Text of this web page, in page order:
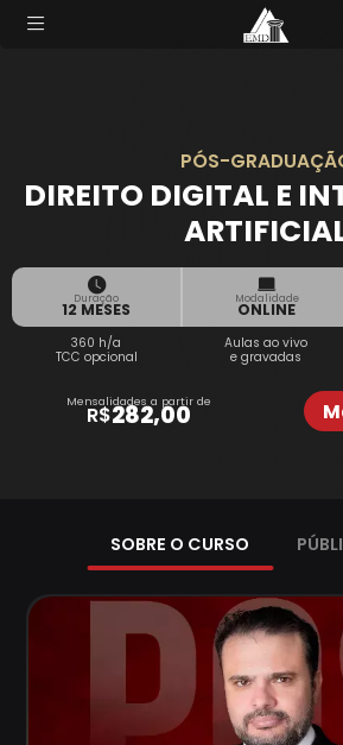
PÓS-
DIREITO DIGITAL E
Duração
12 MESES
Modalidade
ONLINE
360 h/a
TCC opcional
Aulas ao vivo
e gravadas
Mensalidades a partir de
R$282,00
SOBRE O CURSO